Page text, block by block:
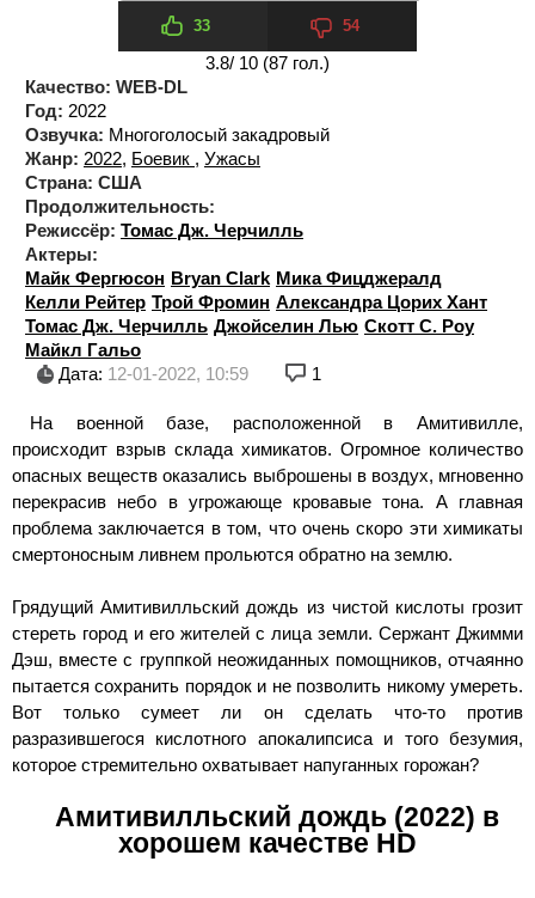
33 54
3.8/ 10 (87 гол.)
Качество: WEB-DL
Год: 2022
Озвучка: Многоголосый закадровый
Жанр: 2022, Боевик , Ужасы
Страна: США
Продолжительность:
Режиссёр: Томас Дж. Черчилль
Актеры:
Майк Фергюсон Bryan Clark Мика Фицджералд
Келли Рейтер Трой Фромин Александра Цорих Хант
Томас Дж. Черчилль Джойселин Лью Скотт С. Роу
Майкл Гальо
Дата: 12-01-2022, 10:59 1
На военной базе, расположенной в Амитивилле,
происходит взрыв склада химикатов. Огромное количество
опасных веществ оказались выброшены в воздух, мгновенно
перекрасив небо в угрожающе кровавые тона. А главная
проблема заключается в том, что очень скоро эти химикаты
смертоносным ливнем прольются обратно на землю.
Грядущий Амитивилльский дождь из чистой кислоты грозит
стереть город и его жителей с лица земли. Сержант Джимми
Дэш, вместе с группкой неожиданных помощников, отчаянно
пытается сохранить порядок и не позволить никому умереть.
Вот только сумеет ли он сделать что-то против
разразившегося кислотного апокалипсиса и того безумия,
которое стремительно охватывает напуганных горожан?
Амитивилльский дождь (2022) в
хорошем качестве HD